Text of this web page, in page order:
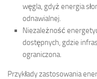
węgla, gdyż energia
odnawialnej.
Niezależność
dostępnych, gdzie
ograniczona.
Przykłady zastosowania